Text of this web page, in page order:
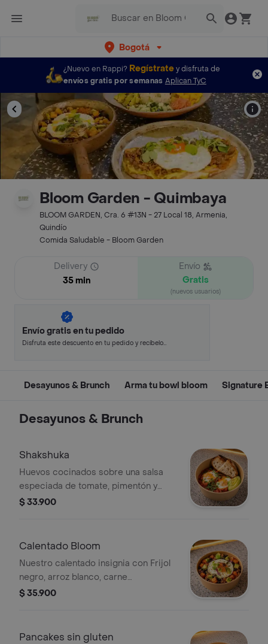
Bogotá
¿Nuevo en Rappi? Regístratey disfruta de
envíos gratis por semanas Aplican TyC
Bloom Garden - Quimbaya
BLOOM GARDEN, Cra. 6 #13N - 27 Local 18, Armenia,
Quindío
Comida Saludable - Bloom Garden
Delivery
35 min
Envío
Gratis
(nuevos usuarios)
Envío gratis en tu pedido
Disfruta este descuento en tu pedido y recíbelo
Desayunos & Brunch Arma tu bowl bloom Signature
Desayunos & Brunch
Shakshuka
Huevos cocinados sobre una salsa
especiada de tomate, pimentón y
cebolla al estilo Medio Oriente,
$ 33.900
Calentado Bloom
Nuestro calentado insignia con Frijol
negro, arroz blanco, carne
desmechada de cocción lenta,
$ 35.900
Pancakes sin gluten